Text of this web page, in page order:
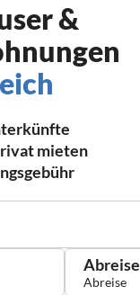
&
mieten
Abreise